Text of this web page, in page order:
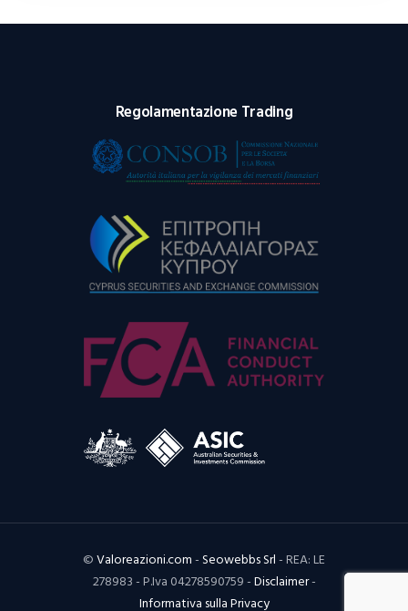
Regolamentazione Trading
©Valoreazioni.com-Seowebbs Srl- REA: LE
278983 - P.Iva 04278590759 -Disclaimer-
Informativa sulla Privacy